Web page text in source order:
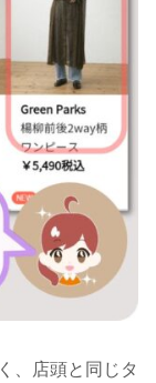
、店頭と同じタ